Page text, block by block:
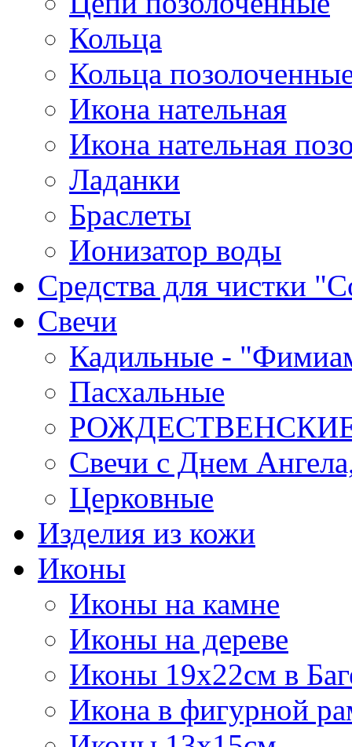
Кольца
Кольца
Икона нательная
Икона нательная
Ладанки
Браслеты
Ионизатор воды
Средства для чистки
Cвечи
Кадильные -
Пасхальные
Свечи с Днем
Церковные
Изделия из кожи
Иконы
Иконы на камне
Иконы на дереве
Иконы 19х22см в
Икона в фигурной